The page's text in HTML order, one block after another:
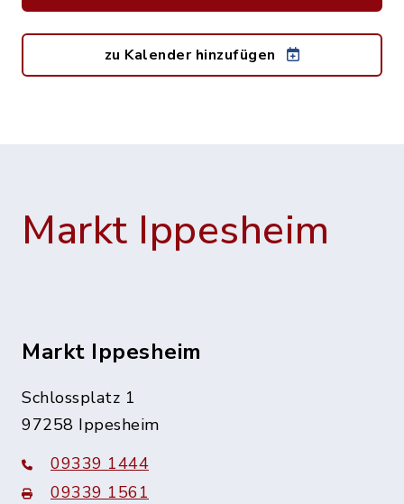
zu Kalender hinzufügen
Markt Ippesheim
Markt Ippesheim
Schlossplatz 1
97258 Ippesheim
09339 1444
09339 1561